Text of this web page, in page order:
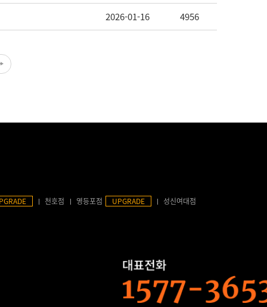
2026-01-16 4956
천호점 영등포점 UPGRADE 성신여대점